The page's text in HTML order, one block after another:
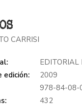
CARRISI
edición:
2009
978-84-08-
432